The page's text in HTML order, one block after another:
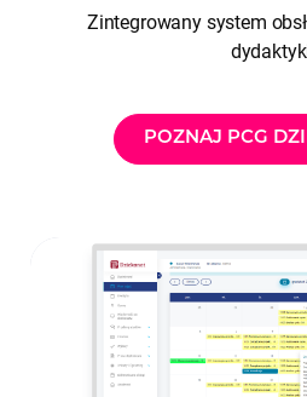
Zintegrowany system
POZNAJ PCG